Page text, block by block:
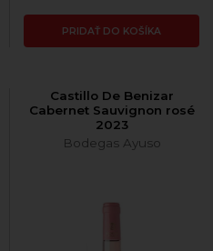
PRIDAŤ DO KOŠÍKA
Castillo De Benizar
Cabernet Sauvignon rosé
2023
Bodegas Ayuso